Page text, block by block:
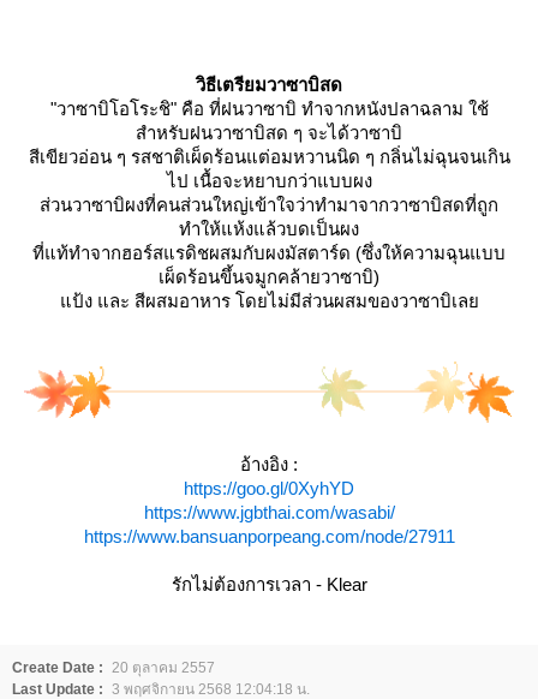
วิธีเตรียมวาซาบิสด
"วาซาบิโอโระชิ" คือ ที่ฝนวาซาบิ ทำจากหนังปลาฉลาม ใช้
สำหรับฝนวาซาบิสด ๆ จะได้วาซาบิ
สีเขียวอ่อน ๆ รสชาติเผ็ดร้อนแต่อมหวานนิด ๆ กลิ่นไม่ฉุนจนเกิน
ไป เนื้อจะหยาบกว่าแบบผง
ส่วนวาซาบิผงที่คนส่วนใหญ่เข้าใจว่าทำมาจากวาซาบิสดที่ถูก
ทำให้แห้งแล้วบดเป็นผง
ที่แท้ทำจากฮอร์สแรดิชผสมกับผงมัสตาร์ด (ซึ่งให้ความฉุนแบบ
เผ็ดร้อนขึ้นจมูกคล้ายวาซาบิ)
ป้ง และ สีผสมอาหาร โดยไม่มีส่วนผสมของวาซาบิเล
อ้างอิง :
https://goo.gl/0XyhYD
https://www.jgbthai.com/wasabi/
https://www.bansuanporpeang.com/node/27911
รักไม่ต้องการเวลา - Klear
Create Date :
20 ตุลาคม 2557
Last Update : 3 พฤศจิกายน 2568 12:04:18 น.